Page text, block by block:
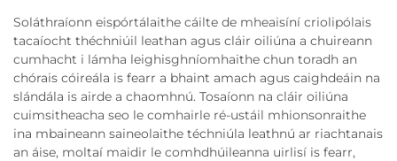
Soláthraíonn eispórtálaithe cáilte de mheaisíní criolipólais
tacaíocht théchniúil leathan agus cláir oiliúna a chuireann
cumhacht i lámha leighisghníomhaithe chun toradh an
chórais cóireála is fearr a bhaint amach agus caighdeáin na
slándála is airde a chaomhnú. Tosaíonn na cláir oiliúna
cuimsitheacha seo le comhairle ré-ustáil mhionsonraithe
ina mbaineann saineolaithe téchniúla leathnú ar riachtanais
an áise, moltaí maidir le comhdhúileanna uirlisí is fearr,